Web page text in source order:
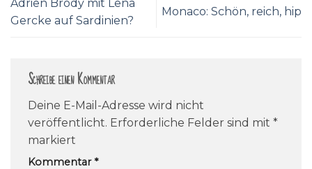
Adrien Brody mit Lena
Gercke auf Sardinien?
Monaco: Schön, reich, hip
Schreibe einen Kommentar
Deine E-Mail-Adresse wird nicht
veröffentlicht. Erforderliche Felder sind mit *
markiert
Kommentar*